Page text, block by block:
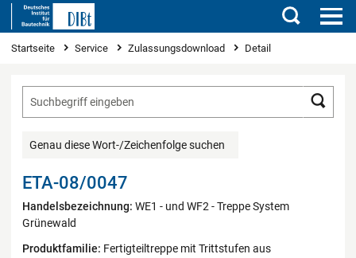
Suchen
Sie sind hier
Startseite Service Zulassungsdownload Detail
Genau diese Wort-/Zeichenfolge suchen
ETA-08/0047
Handelsbezeichnung: WE1 - und WF2 - Treppe System
Grünewald
Produktfamilie: Fertigteiltreppe mit Trittstufen aus